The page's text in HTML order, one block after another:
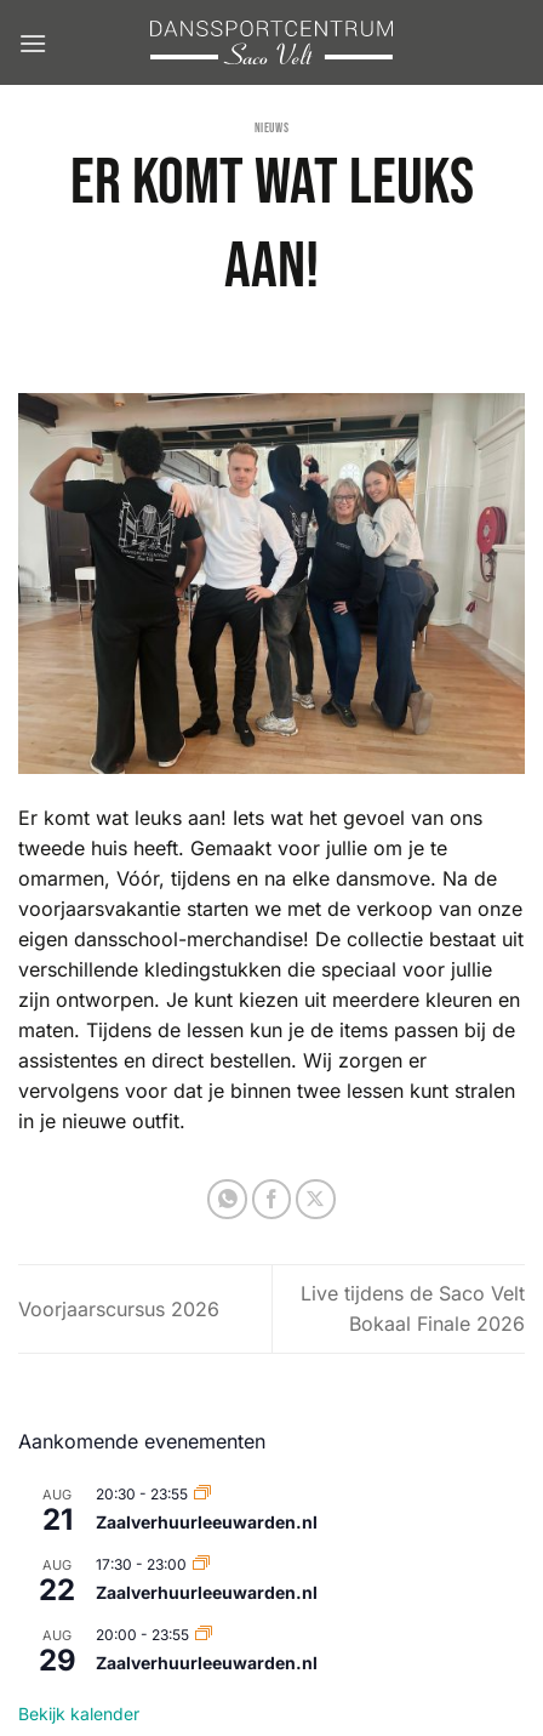
naar
NIEUWS
Er komt wat leuks
aan!
Er komt wat leuks aan! Iets wat het gevoel van ons
tweede huis heeft. Gemaakt voor jullie om je te
omarmen, Vóór, tijdens en na elke dansmove. Na de
voorjaarsvakantie starten we met de verkoop van onze
eigen dansschool-merchandise! De collectie bestaat uit
verschillende kledingstukken die speciaal voor jullie
zijn ontworpen. Je kunt kiezen uit meerdere kleuren en
maten. Tijdens de lessen kun je de items passen bij de
assistentes en direct bestellen. Wij zorgen er
vervolgens voor dat je binnen twee lessen kunt stralen
in je nieuwe outfit.
Voorjaarscursus 2026
Live tijdens de Saco Velt
Bokaal Finale 2026
Aankomende evenementen
AUG
21
20:30 - 23:55
Zaalverhuurleeuwarden.nl
AUG
22
17:30 - 23:00
Zaalverhuurleeuwarden.nl
AUG
29
20:00 - 23:55
Zaalverhuurleeuwarden.nl
Bekijk kalender